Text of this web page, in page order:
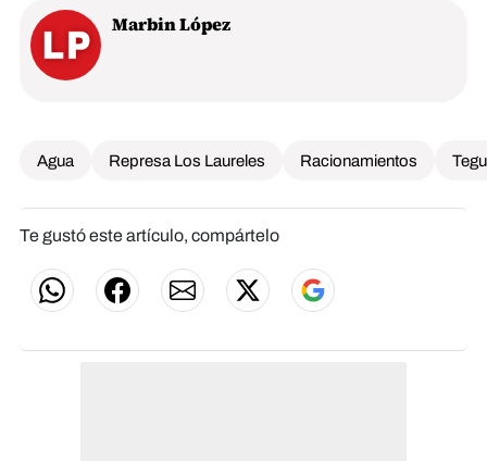
Marbin López
Agua Represa Los Laureles Racionamientos
Te gustó este artículo, compártelo